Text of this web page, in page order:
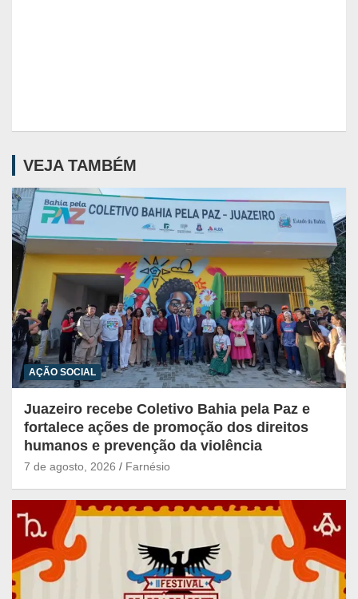
VEJA TAMBÉM
AÇÃO SOCIAL
Juazeiro recebe Coletivo Bahia pela Paz e
fortalece ações de promoção dos direitos
humanos e prevenção da violência
7 de agosto, 2026 Farnésio